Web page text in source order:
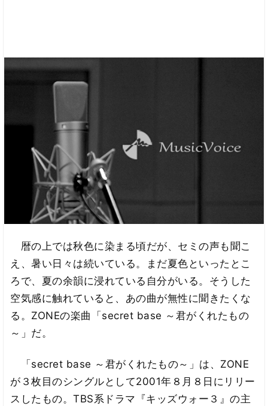
暦の上では秋色に染まる頃だが、セミの声も聞こ
え、暑い日々は続いている。まだ夏色といったとこ
ろで、夏の余韻に浸れている自分がいる。そうした
空気感に触れていると、あの曲が無性に聞きたくな
る。ZONEの楽曲「secret base ～君がくれたもの
～」だ。
「secret base ～君がくれたもの～」は、ZONE
が３枚目のシングルとして2001年８月８日にリリー
スしたもの。TBS系ドラマ『キッズウォー３』の主